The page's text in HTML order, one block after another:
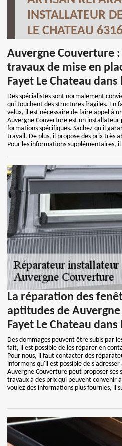
INSTALLATEUR
LE CHATEAU
Auvergne Couverture
travaux de mise en
Fayet Le Chateau dans
Des spécialistes sont normalement
qui touchent des structures fragiles. En
velux, il est nécessaire de faire appel à
Auvergne Couverture est un installateur
formations spécifiques. Sachez qu'il
travail. De plus, il propose des prix très
Pour les informations supplémentaires,
La réparation des
aptitudes de
Fayet Le Chateau dans
Des dommages peuvent être subis par
fait, il est possible de les réparer en
Pour nous, il faut contacter des
informons qu'il est possible de
Auvergne Couverture peut proposer ses
travaux à des prix qui peuvent convenir
voulez des informations plus fournies, il